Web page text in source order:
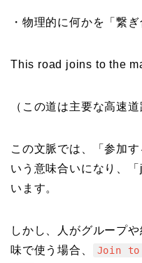
・物理的に何かを「繋
This road joins to the
（この道は主要な高速
この文脈では、「参加
いう意味合いになり、
います。
しかし、人がグループ
味で使う場合、
Join to